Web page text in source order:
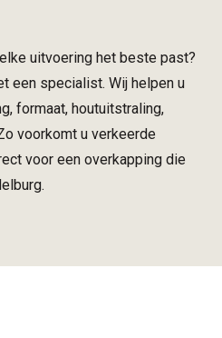
uitvoering het beste past?
een specialist. Wij helpen u
formaat, houtuitstraling,
voorkomt u verkeerde
voor een overkapping die